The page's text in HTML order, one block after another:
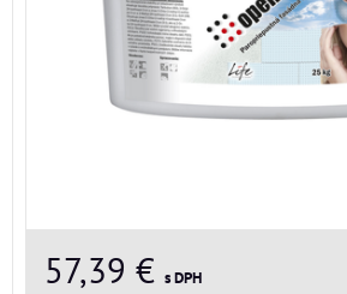
57,39 € s DPH